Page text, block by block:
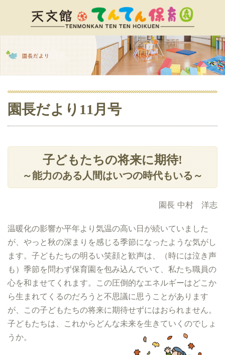
園長だより11月号
子どもたちの将来に期待!
～能力のある人間はいつの時代もいる～
園長 中村 洋志
温暖化の影響か平年より気温の高い日が続いていました
が、やっと秋の深まりを感じる季節になったような気がし
ます。子どもたちの明るい笑顔と歓声は、（時には泣き声
も）季節を問わず保育園を包み込んでいて、私たち職員の
心を和ませてくれます。この圧倒的なエネルギーはどこか
ら生まれてくるのだろうと不思議に思うことがあります
が、この子どもたちの将来に期待せずにはおられません。
子どもたちは、これからどんな未来を生きていくのでしょ
うか。